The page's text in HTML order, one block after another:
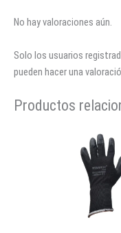
No hay valoraciones aún.
Solo los usuarios
pueden hacer una
Productos